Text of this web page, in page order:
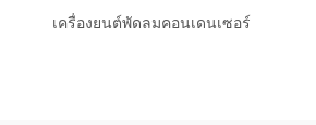
เครื่องยนต์พัดลมคอนเดนเซอร์